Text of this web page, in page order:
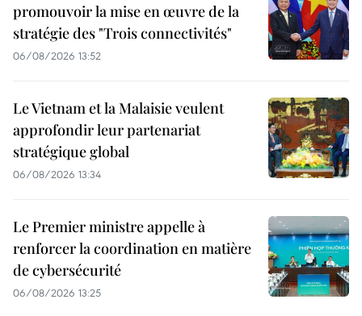
promouvoir la mise en œuvre de la
stratégie des "Trois connectivités"
06/08/2026 13:52
Le Vietnam et la Malaisie veulent
approfondir leur partenariat
stratégique global
06/08/2026 13:34
Le Premier ministre appelle à
renforcer la coordination en matière
de cybersécurité
06/08/2026 13:25